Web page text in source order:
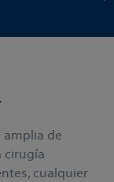
amplia de
cirugía
cualquier